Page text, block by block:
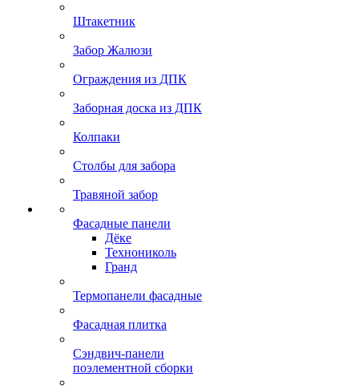
Штакетник
Забор Жалюзи
Ограждения из ДПК
Заборная доска из ДПК
Колпаки
Столбы для забора
Травяной забор
Фасадные панели
Дёке
Технониколь
Гранд
Термопанели фасадные
Фасадная плитка
Сэндвич-панели
поэлементной сборки